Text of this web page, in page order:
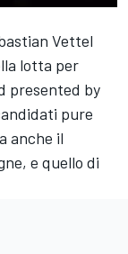
Vettel
lotta per
presented by
pure
anche il
e quello di